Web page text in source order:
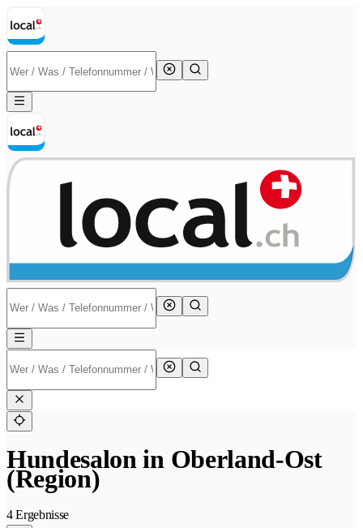
Hundesalon in Oberland-Ost
(Region)
4 Ergebnisse